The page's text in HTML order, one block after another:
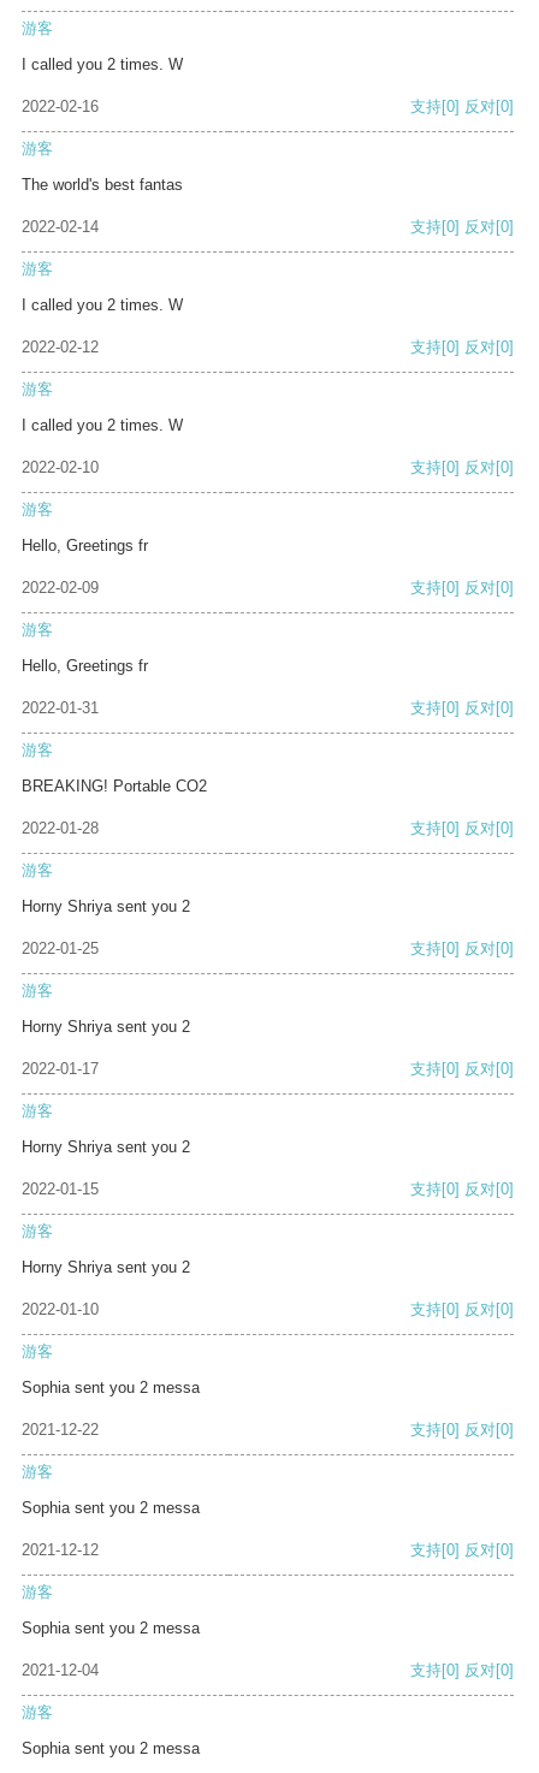
游客
I called you 2 times. W
2022-02-16 支持[0] 反对[0]
游客
The world's best fantas
2022-02-14 支持[0] 反对[0]
游客
I called you 2 times. W
2022-02-12 支持[0] 反对[0]
游客
I called you 2 times. W
2022-02-10 支持[0] 反对[0]
游客
Hello, Greetings fr
2022-02-09 支持[0] 反对[0]
游客
Hello, Greetings fr
2022-01-31 支持[0] 反对[0]
游客
BREAKING! Portable CO2
2022-01-28 支持[0] 反对[0]
游客
Horny Shriya sent you 2
2022-01-25 支持[0] 反对[0]
游客
Horny Shriya sent you 2
2022-01-17 支持[0] 反对[0]
游客
Horny Shriya sent you 2
2022-01-15 支持[0] 反对[0]
游客
Horny Shriya sent you 2
2022-01-10 支持[0] 反对[0]
游客
Sophia sent you 2 messa
2021-12-22 支持[0] 反对[0]
游客
Sophia sent you 2 messa
2021-12-12 支持[0] 反对[0]
游客
Sophia sent you 2 messa
2021-12-04 支持[0] 反对[0]
游客
Sophia sent you 2 messa